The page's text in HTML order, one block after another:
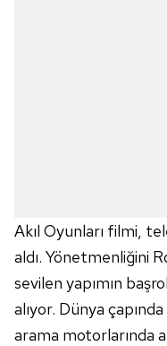
Akıl Oyunları filmi,
aldı. Yönetmenliğini
sevilen yapımın
alıyor. Dünya
arama motorlarında